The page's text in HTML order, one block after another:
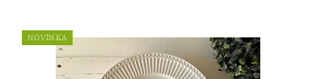
NOVINKA